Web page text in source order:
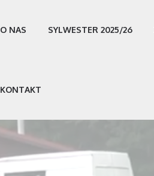
O NAS SYLWESTER 2025/26
KONTAKT